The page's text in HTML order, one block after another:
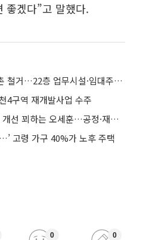
좋겠다”고 말했다.
서울역 인근 남대문 쪽방촌 철거…22층 업무시설·임대주택 조성
4구역 재개발사업 수주
취임 6개월 '서울시 DNA' 개선 꾀하는 오세훈…공정·재개발 규제 방점
고령 가구 40%가 노후 주택
0 0